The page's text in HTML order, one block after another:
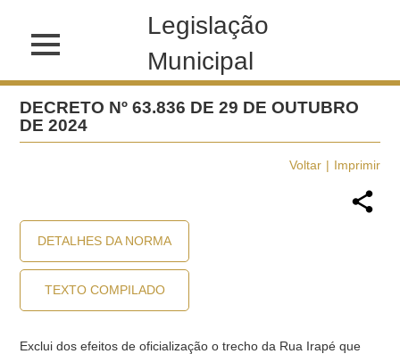
Legislação
Municipal
DECRETO Nº 63.836 DE 29 DE OUTUBRO
DE 2024
Voltar Imprimir
DETALHES DA NORMA
TEXTO COMPILADO
Exclui dos efeitos de oficialização o trecho da Rua Irapé que